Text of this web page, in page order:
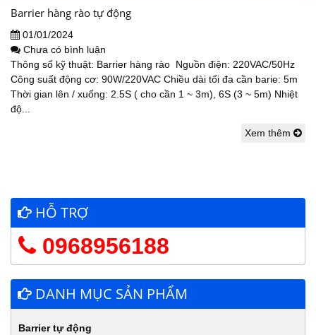
Barrier hàng rào tự động
01/01/2024
Chưa có bình luận
Thông số kỹ thuật: Barrier hàng rào Nguồn điện: 220VAC/50Hz
Công suất động cơ: 90W/220VAC Chiều dài tối đa cần barie: 5m
Thời gian lên / xuống: 2.5S ( cho cần 1 ~ 3m), 6S (3 ~ 5m) Nhiệt
độ...
Xem thêm
HỖ TRỢ
0968956188
DANH MỤC SẢN PHẨM
Barrier tự động